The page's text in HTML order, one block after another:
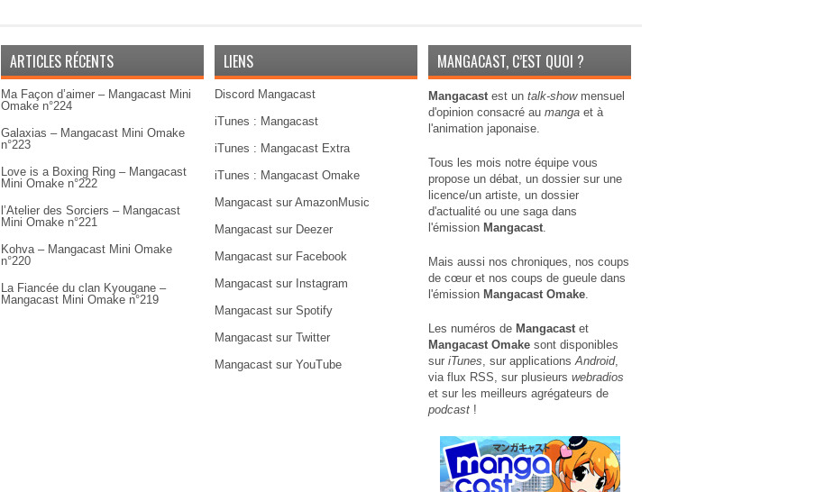
ARTICLES RÉCENTS
Ma Façon d’aimer – Mangacast Mini
Omake n°224
Galaxias – Mangacast Mini Omake
n°223
Love is a Boxing Ring – Mangacast
Mini Omake n°222
l’Atelier des Sorciers – Mangacast
Mini Omake n°221
Kohva – Mangacast Mini Omake
n°220
La Fiancée du clan Kyougane –
Mangacast Mini Omake n°219
LIENS
Discord Mangacast
iTunes : Mangacast
iTunes : Mangacast Extra
iTunes : Mangacast Omake
Mangacast sur AmazonMusic
Mangacast sur Deezer
Mangacast sur Facebook
Mangacast sur Instagram
Mangacast sur Spotify
Mangacast sur Twitter
Mangacast sur YouTube
MANGACAST, C’EST QUOI ?
Mangacastest un talk-showmensuel
d'opinion consacré au manga et à
l'animation japonaise.
Tous les mois notre équipe vous
propose un débat, un dossier sur une
licence/un artiste, un dossier
d'actualité ou une saga dans
l'émission Mangacast.
Mais aussi nos chroniques, nos coups
de cœur et nos coups de gueule dans
l'émission Mangacast Omake.
Les numéros de Mangacastet
Mangacast Omake sont disponibles
sur iTunes, sur applicationsAndroid,
via flux RSS, sur plusieurs webradios
et sur les meilleurs agrégateurs de
podcast !